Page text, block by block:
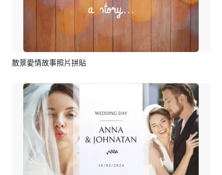
預覽
散景愛情故事照片拼貼